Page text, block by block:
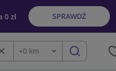
zł SPRAWDŹ
frazę
Odległość
+0 km szukaj